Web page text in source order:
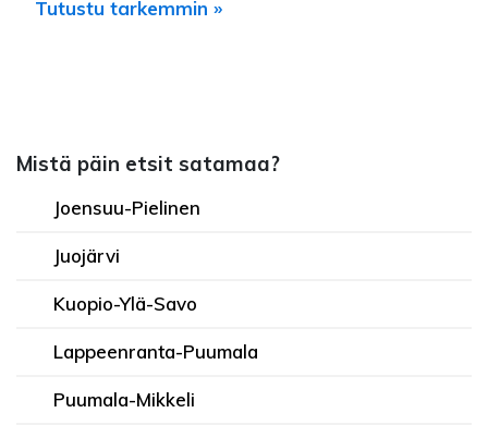
Tutustu tarkemmin »
Mistä päin etsit satamaa?
Joensuu-Pielinen
Juojärvi
Kuopio-Ylä-Savo
Lappeenranta-Puumala
Puumala-Mikkeli